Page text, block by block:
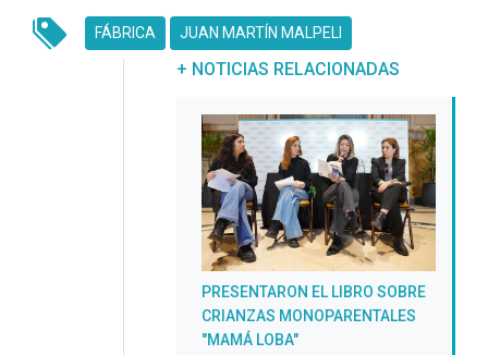
FÁBRICA
UNREAD MESSAGES
JUAN MARTÍN MALPELI
UNREAD MESSAGES
+ NOTICIAS RELACIONADAS
PRESENTARON EL LIBRO SOBRE
CRIANZAS MONOPARENTALES
"MAMÁ LOBA"